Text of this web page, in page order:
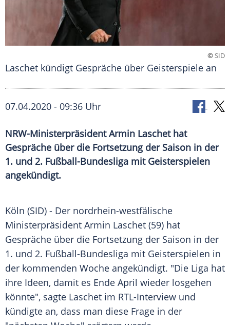
©SID
Laschet kündigt Gespräche über Geisterspiele an
07.04.2020 - 09:36 Uhr
NRW-Ministerpräsident Armin Laschet hat
Gespräche über die Fortsetzung der Saison in der
1. und 2. Fußball-Bundesliga mit Geisterspielen
angekündigt.
Köln (SID) - Der nordrhein-westfälische
Ministerpräsident Armin Laschet (59) hat
Gespräche über die Fortsetzung der Saison in der
1. und 2. Fußball-Bundesliga mit Geisterspielen in
der kommenden Woche angekündigt. "Die Liga hat
ihre Ideen, damit es Ende April wieder losgehen
könnte", sagte Laschet im RTL-Interview und
kündigte an, dass man diese Frage in der